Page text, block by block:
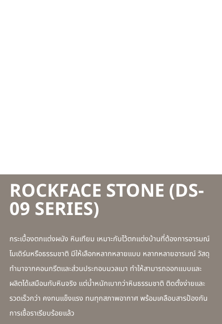
ROCKFACE STONE (DS-
09 SERIES)
กระเบื้องตกแต่งผนัง หินเทียม เหมาะกับไว้ตกแต่งบ้านที่ต้องการอารมณ์
โมเดิร์นหรือธรรมชาติ มีให้เลือกหลากหลายแบบ หลากหลายอารมณ์ วัสดุ
ทำมาจากคอนกรีตและส่วนประกอบมวลเบา ทำให้สามารถออกแบบและ
ผลิตได้เสมือนกับหินจริง แต่น้ำหนักเบากว่าหินธรรมชาติ ติดตั้งง่ายและ
รวดเร็วกว่า คงทนแข็งแรง ทนทุกสภาพอากาศ พร้อมเคลือบสารป้องกัน
การเชื้อราเรียบร้อยแล้ว